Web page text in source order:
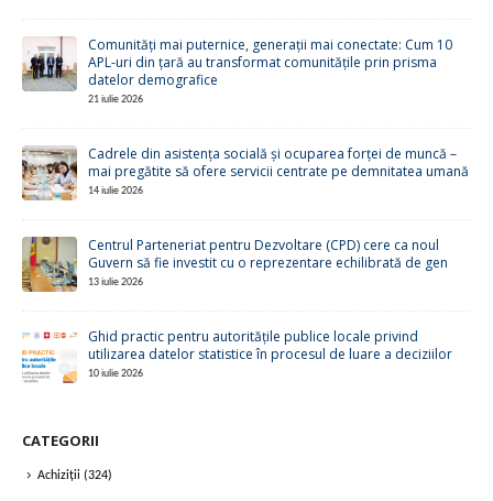
Comunități mai puternice, generații mai conectate: Cum 10
APL-uri din țară au transformat comunitățile prin prisma
datelor demografice
21 iulie 2026
Cadrele din asistența socială și ocuparea forței de muncă –
mai pregătite să ofere servicii centrate pe demnitatea umană
14 iulie 2026
Centrul Parteneriat pentru Dezvoltare (CPD) cere ca noul
Guvern să fie investit cu o reprezentare echilibrată de gen
13 iulie 2026
Ghid practic pentru autoritățile publice locale privind
utilizarea datelor statistice în procesul de luare a deciziilor
10 iulie 2026
CATEGORII
Achiziții (324)